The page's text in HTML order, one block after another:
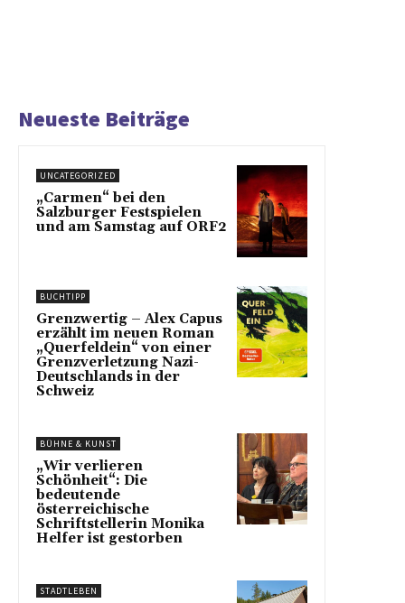
Neueste Beiträge
UNCATEGORIZED
„Carmen“ bei den
Salzburger Festspielen
und am Samstag auf ORF2
BUCHTIPP
Grenzwertig – Alex Capus
erzählt im neuen Roman
„Querfeldein“ von einer
Grenzverletzung Nazi-
Deutschlands in der
Schweiz
BÜHNE & KUNST
„Wir verlieren
Schönheit“: Die
bedeutende
österreichische
Schriftstellerin Monika
Helfer ist gestorben
STADTLEBEN